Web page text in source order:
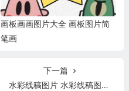
画板画画图片大全 画板图片简
笔画
下一篇
水彩线稿图片 水彩线稿图片大全